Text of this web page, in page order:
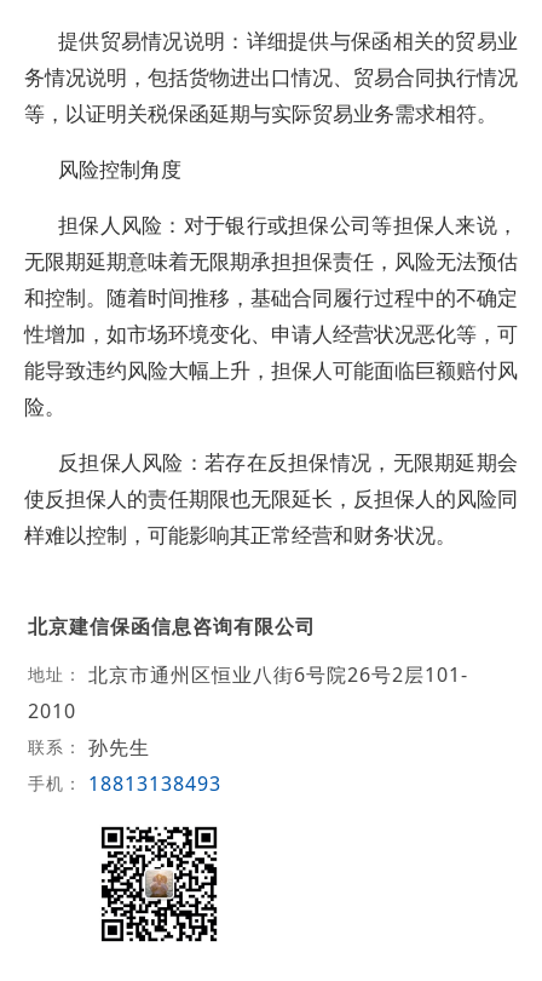
提供贸易情况说明：详细提供与保函相关的贸易业
务情况说明，包括货物进出口情况、贸易合同执行情况
等，以证明关税保函延期与实际贸易业务需求相符。
风险控制角度
担保人风险：对于银行或担保公司等担保人来说，
无限期延期意味着无限期承担担保责任，风险无法预估
和控制。随着时间推移，基础合同履行过程中的不确定
性增加，如市场环境变化、申请人经营状况恶化等，可
能导致违约风险大幅上升，担保人可能面临巨额赔付风
险。
反担保人风险：若存在反担保情况，无限期延期会
使反担保人的责任期限也无限延长，反担保人的风险同
样难以控制，可能影响其正常经营和财务状况。
北京建信保函信息咨询有限公司
地址：
北京市通州区恒业八街6号院26号2层101-
2010
联系： 孙先生
手机： 18813138493